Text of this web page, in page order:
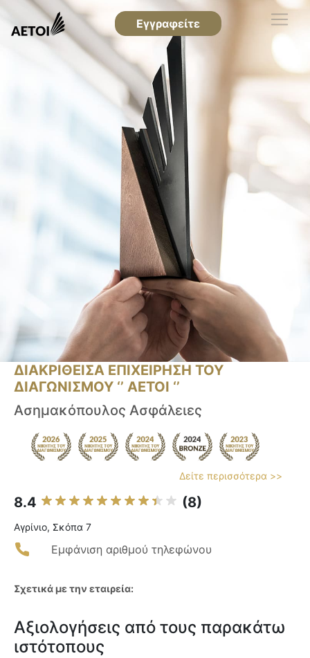
Εγγραφείτε
ΔΙΑΚΡΙΘΕΙΣΑ ΕΠΙΧΕΙΡΗΣΗ ΤΟΥ
ΔΙΑΓΩΝΙΣΜΟΥ ‘’ ΑΕΤΟΙ ‘’
Ασημακόπουλος Ασφάλειες
Δείτε περισσότερα >>
8.4 (8)
Αγρίνιο, Σκόπα 7
Εμφάνιση αριθμού τηλεφώνου
Σχετικά με την εταιρεία:
Αξιολογήσεις από τους παρακάτω
ιστότοπους